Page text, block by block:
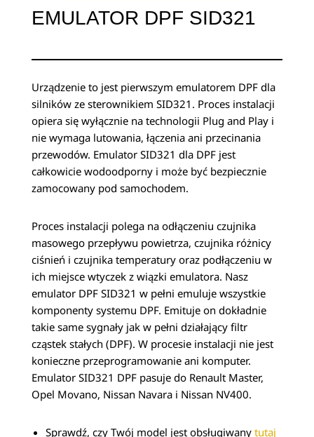
EMULATOR DPF SID321
Urządzenie to jest pierwszym emulatorem DPF dla
silników ze sterownikiem SID321. Proces instalacji
opiera się wyłącznie na technologii Plug and Play i
nie wymaga lutowania, łączenia ani przecinania
przewodów. Emulator SID321 dla DPF jest
całkowicie wodoodporny i może być bezpiecznie
zamocowany pod samochodem.
Proces instalacji polega na odłączeniu czujnika
masowego przepływu powietrza, czujnika różnicy
ciśnień i czujnika temperatury oraz podłączeniu w
ich miejsce wtyczek z wiązki emulatora. Nasz
emulator DPF SID321 w pełni emuluje wszystkie
komponenty systemu DPF. Emituje on dokładnie
takie same sygnały jak w pełni działający filtr
cząstek stałych (DPF). W procesie instalacji nie jest
konieczne przeprogramowanie ani komputer.
Emulator SID321 DPF pasuje do Renault Master,
Opel Movano, Nissan Navara i Nissan NV400.
Sprawdź, czy Twój model jest obsługiwany tutaj